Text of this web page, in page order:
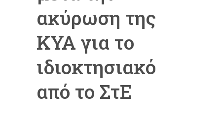
ακύρωση της
ΚΥΑ για το
ιδιοκτησιακό
από το ΣτΕ